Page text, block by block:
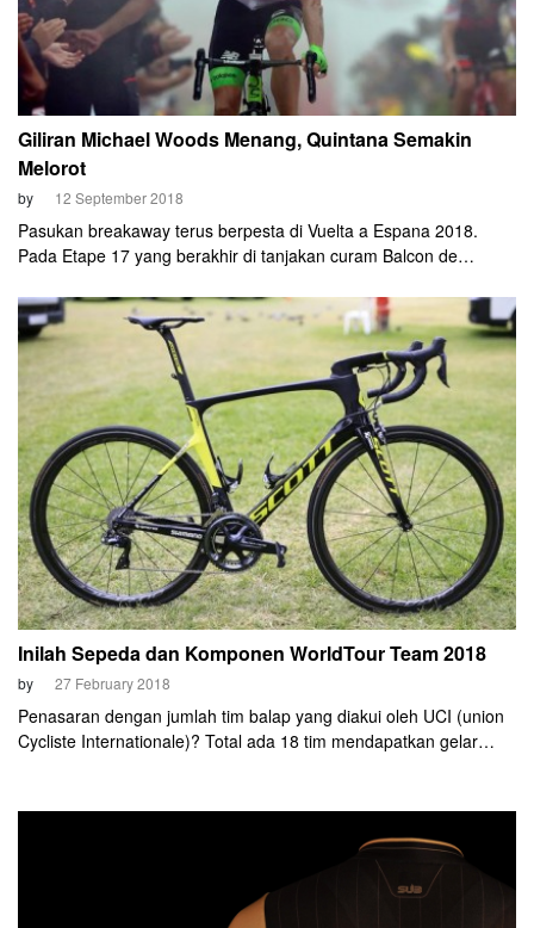
Giliran Michael Woods Menang, Quintana Semakin
Melorot
by 12 September 2018
Pasukan breakaway terus berpesta di Vuelta a Espana 2018.
Pada Etape 17 yang berakhir di tanjakan curam Balcon de
peloton kembali meraih kemenangan. Michael Woods (EF
Education First-Drapac) mampu meninggalkan tiga pesaing:
Dylan Teuns (BMC), David de la Cruz (Team Sky), dan Rafal
Majka (Bora-Hansgrohe).
Inilah Sepeda dan Komponen WorldTour Team 2018
by 27 February 2018
Penasaran dengan jumlah tim balap yang diakui oleh UCI (union
Cycliste Internationale)? Total ada 18 tim mendapatkan gelar